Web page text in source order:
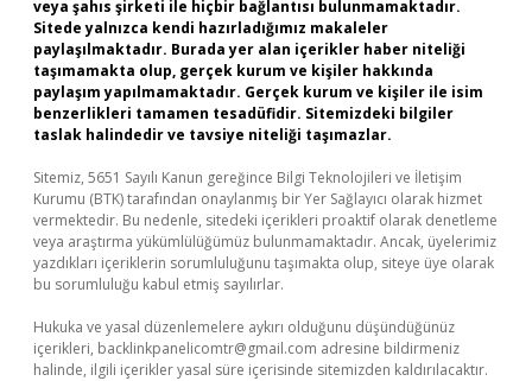
veya şahıs şirketi ile hiçbir bağlantısı bulunmamaktadır.
Sitede yalnızca kendi hazırladığımız makaleler
paylaşılmaktadır. Burada yer alan içerikler haber niteliği
taşımamakta olup, gerçek kurum ve kişiler hakkında
paylaşım yapılmamaktadır. Gerçek kurum ve kişiler ile isim
benzerlikleri tamamen tesadüfidir. Sitemizdeki bilgiler
taslak halindedir ve tavsiye niteliği taşımazlar.
Sitemiz, 5651 Sayılı Kanun gereğince Bilgi Teknolojileri ve İletişim
Kurumu (BTK) tarafından onaylanmış bir Yer Sağlayıcı olarak hizmet
vermektedir. Bu nedenle, sitedeki içerikleri proaktif olarak denetleme
veya araştırma yükümlülüğümüz bulunmamaktadır. Ancak, üyelerimiz
yazdıkları içeriklerin sorumluluğunu taşımakta olup, siteye üye olarak
bu sorumluluğu kabul etmiş sayılırlar.
Hukuka ve yasal düzenlemelere aykırı olduğunu düşündüğünüz
içerikleri, backlinkpanelicomtr@gmail.com adresine bildirmeniz
halinde, ilgili içerikler yasal süre içerisinde sitemizden kaldırılacaktır.